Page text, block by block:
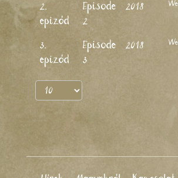
2.
epizód
Episode
2
2018
3.
epizód
Episode
3
2018